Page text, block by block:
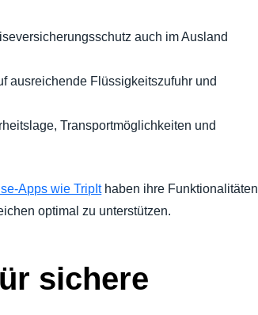
auch im Ausland
ausreichende Flüssigkeitszufuhr und
Transportmöglichkeiten und
Apps wie TripIthaben ihre Funktionalitäten
optimal zu unterstützen.
sichere